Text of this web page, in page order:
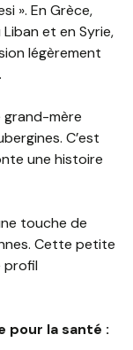
». En Grèce,
et en Syrie,
légèrement
grand-mère
C’est
une histoire
touche de
Cette petite
profil
pour la santé :